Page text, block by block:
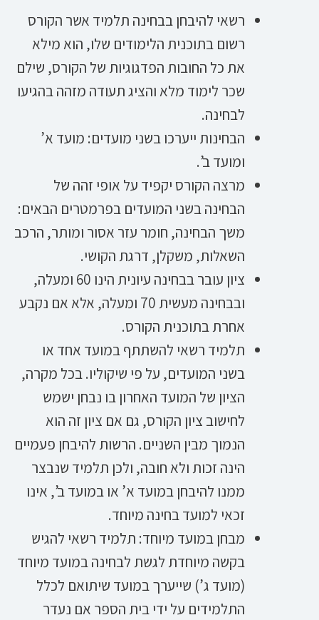
רשאי להיבחן בבחינה תלמיד אשר הקורס
רשום בתוכנית הלימודים שלו, הוא מילא
את כל החובות הפדגוגיות של הקורס, שילם
שכר לימוד מלא והציג תעודה מזהה בהגיעו
לבחינה.
הבחינות ייערכו בשני מועדים: מועד א’
ומועד ב’.
מרצה הקורס יקפיד על אופי זהה של
הבחינה בשני המועדים בפרמטרים הבאים:
משך הבחינה, חומר עזר אסור ומותר, הרכב
השאלות, משקלן, דרגת הקושי.
ציון עובר בבחינה עיונית הינו 60 ומעלה,
ובבחינה מעשית 70 ומעלה, אלא אם נקבע
אחרת בתוכנית הקורס.
תלמיד רשאי להשתתף במועד אחד או
בשני המועדים, על פי שיקוליו. בכל מקרה,
הציון של המועד האחרון בו נבחן ישמש
לחישוב ציון הקורס, גם אם ציון זה הוא
הנמוך מבין השניים. הרשות להיבחן פעמיים
הינה זכות ולא חובה, ולכן תלמיד שנבצר
ממנו להיבחן במועד א’ או במועד ב’, אינו
זכאי למועד בחינה מיוחד.
מבחן במועד מיוחד: תלמיד רשאי להגיש
בקשה מיוחדת לגשת לבחינה במועד מיוחד
(מועד ג’) שייערך במועד שיתואם לכלל
התלמידים על ידי בית הספר אם נעדר